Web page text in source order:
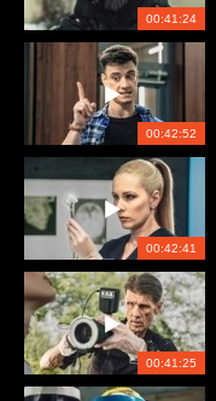
00:41:24
00:42:52
00:42:41
00:41:25